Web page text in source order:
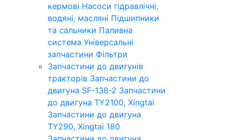
кермові Насоси гідравлічні,
водяні, масляні Підшипники
та сальники Паливна
система Універсальні
запчастини Фільтри
Запчастини до двигунів
тракторів Запчастини до
двигуна SF-138-2 Запчастини
до двигуна TY2100, Xingtai
Запчастини до двигуна
TY290, Xingtai 180